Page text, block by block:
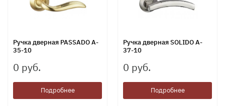
Ручка дверная PASSADO A-
35-10
0 руб.
Подробнее
Ручка дверная SOLIDO A-
37-10
0 руб.
Подробнее